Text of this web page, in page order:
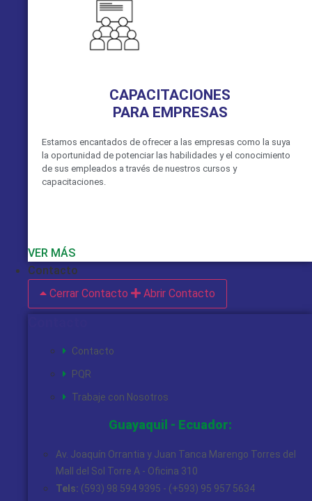
CAPACITACIONES
PARA EMPRESAS
Estamos encantados de ofrecer a las empresas como la suya
la oportunidad de potenciar las habilidades y el conocimiento
de sus empleados a través de nuestros cursos y
capacitaciones.
VER MÁS
Contacto
Cerrar Contacto
Abrir Contacto
Contacto
PQR
Trabaje con Nosotros
Guayaquil - Ecuador:
Av. Joaquín Orrantia y Juan Tanca Marengo Torres del
Mall del Sol Torre A - Oficina 310
Tels: (593) 98 594 9395 - (+593) 95 957 5634